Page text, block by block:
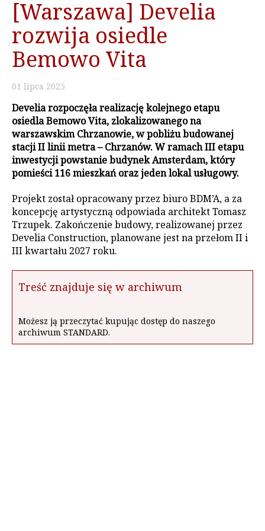
[Warszawa] Develia
rozwija osiedle
Bemowo Vita
01 lipca 2025
Develia rozpoczęła realizację kolejnego etapu
osiedla Bemowo Vita, zlokalizowanego na
warszawskim Chrzanowie, w pobliżu budowanej
stacji II linii metra – Chrzanów. W ramach III etapu
inwestycji powstanie budynek Amsterdam, który
pomieści 116 mieszkań oraz jeden lokal usługowy.
Projekt został opracowany przez biuro BDM’A, a za
koncepcję artystyczną odpowiada architekt Tomasz
Trzupek. Zakończenie budowy, realizowanej przez
Develia Construction, planowane jest na przełom II i
III kwartału 2027 roku.
Treść znajduje się w archiwum
Możesz ją przeczytać kupując dostęp do naszego
archiwum STANDARD.